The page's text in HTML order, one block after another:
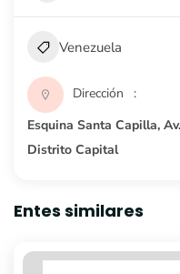
Venezuela
Dirección
Esquina Santa Capilla,
Distrito Capital
Entes similares